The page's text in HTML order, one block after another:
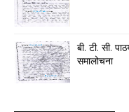
बी. टी. सी.
समालोचना